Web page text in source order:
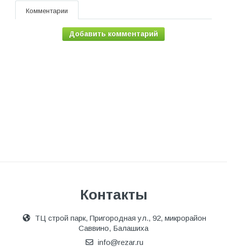
Комментарии
Добавить комментарий
Контакты
ТЦ строй парк, Пригородная ул., 92, микрорайон
Саввино, Балашиха
info@rezar.ru